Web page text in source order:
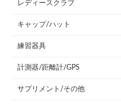
レディースクラブ
キャップ/ハット
練習器具
計測器/距離計/GPS
サプリメント/その他